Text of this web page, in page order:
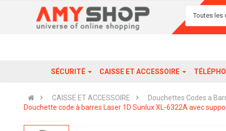
Toutes les
SÉCURITÉ CAISSE ET ACCESSOIRE
CAISSE ET ACCESSOIRE
Douchettes Codes a
Douchette code à barres Laser 1D Sunlux XL-6322A avec